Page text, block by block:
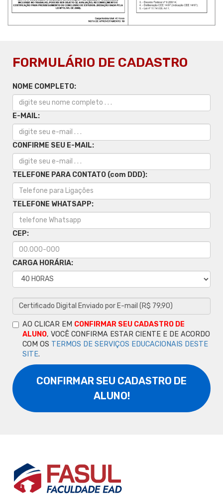
FORMULÁRIO DE CADASTRO
NOME COMPLETO:
E-MAIL:
CONFIRME SEU E-MAIL:
TELEFONE PARA CONTATO (com DDD):
TELEFONE WHATSAPP:
CEP:
CARGA HORÁRIA:
AO CLICAR EM CONFIRMAR SEU CADASTRO DE
ALUNO, VOCÊ CONFIRMA ESTAR CIENTE E DE ACORDO
COM OS TERMOS DE SERVIÇOS EDUCACIONAIS DESTE
SITE.
CONFIRMAR SEU CADASTRO DE
ALUNO!